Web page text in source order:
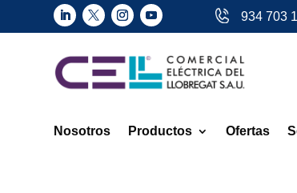
934 703
Nosotros Productos Ofertas